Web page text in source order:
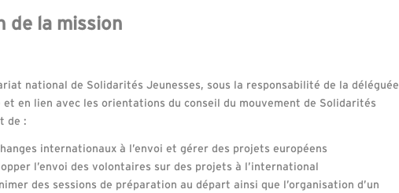
de la mission
national de Solidarités Jeunesses, sous la responsabilité de la déléguée
en lien avec les orientations du conseil du mouvement de Solidarités
de :
internationaux à l’envoi et gérer des projets européens
l’envoi des volontaires sur des projets à l’international
des sessions de préparation au départ ainsi que l’organisation d’un